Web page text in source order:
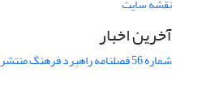
آخرین اخبار
شماره 56 فصلنامه راهبرد فرهنگ منتشر شد